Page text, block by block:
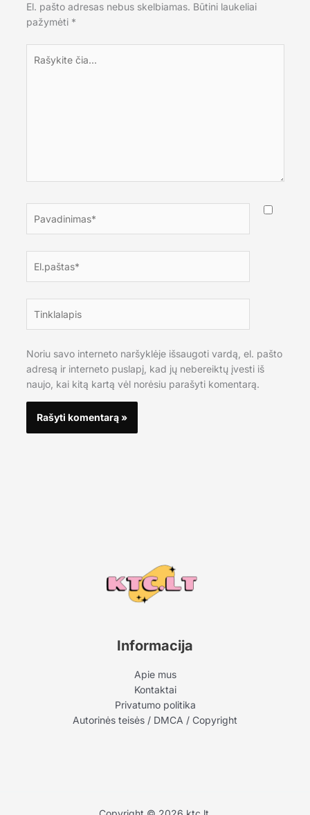
El. pašto adresas nebus skelbiamas. Būtini laukeliai
pažymėti *
čia...
Noriu savo interneto naršyklėje išsaugoti vardą, el. pašto
adresą ir interneto puslapį, kad jų nebereiktų įvesti iš
naujo, kai kitą kartą vėl norėsiu parašyti komentarą.
Informacija
Apie mus
Kontaktai
Privatumo politika
Autorinės teisės / DMCA / Copyright